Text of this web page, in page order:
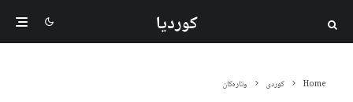
کوردیا
Home کوردی وتارەکان